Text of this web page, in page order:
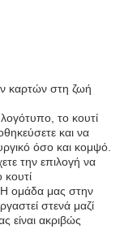
καρτών στη ζωή
το κουτί
και να
όσο και κομψό.
την επιλογή να
ομάδα μας στην
στενά μαζί
είναι ακριβώς